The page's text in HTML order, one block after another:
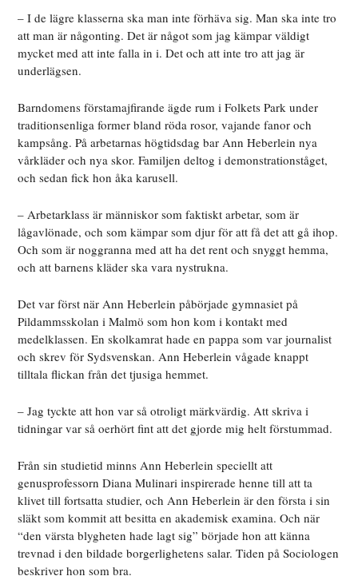
– I de lägre klasserna ska man inte förhäva sig. Man ska inte tro
att man är någonting. Det är något som jag kämpar väldigt
mycket med att inte falla in i. Det och att inte tro att jag är
underlägsen.
Barndomens förstamajfirande ägde rum i Folkets Park under
traditionsenliga former bland röda rosor, vajande fanor och
kampsång. På arbetarnas högtidsdag bar Ann Heberlein nya
vårkläder och nya skor. Familjen deltog i demonstrationståget,
och sedan fick hon åka karusell.
– Arbetarklass är människor som faktiskt arbetar, som är
lågavlönade, och som kämpar som djur för att få det att gå ihop.
Och som är noggranna med att ha det rent och snyggt hemma,
och att barnens kläder ska vara nystrukna.
Det var först när Ann Heberlein påbörjade gymnasiet på
Pildammsskolan i Malmö som hon kom i kontakt med
medelklassen. En skolkamrat hade en pappa som var journalist
och skrev för Sydsvenskan. Ann Heberlein vågade knappt
tilltala flickan från det tjusiga hemmet.
– Jag tyckte att hon var så otroligt märkvärdig. Att skriva i
tidningar var så oerhört fint att det gjorde mig helt förstummad.
Från sin studietid minns Ann Heberlein speciellt att
genusprofessorn Diana Mulinari inspirerade henne till att ta
klivet till fortsatta studier, och Ann Heberlein är den första i sin
släkt som kommit att besitta en akademisk examina. Och när
“den värsta blygheten hade lagt sig” började hon att känna
trevnad i den bildade borgerlighetens salar. Tiden på Sociologen
beskriver hon som bra.